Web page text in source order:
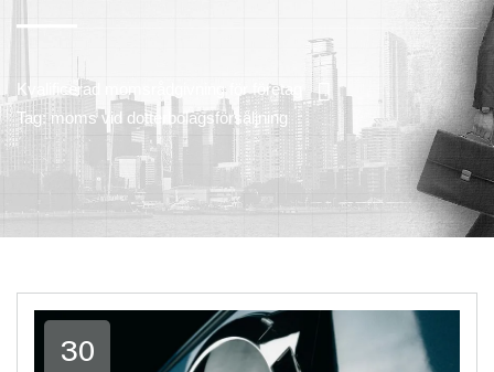
Kvalificerad momsrådgivning för företag
Tag: moms vid dotterbolagsförsäljning
30